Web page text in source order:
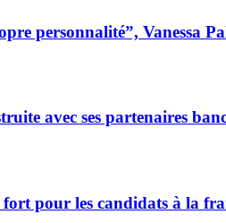
personnalité”, Vanessa
avec ses partenaires
pour les candidats à la